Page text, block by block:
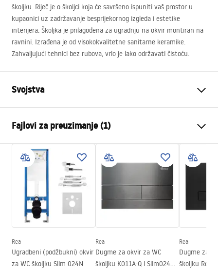
školjku. Riječ je o školjci koja će savršeno ispuniti vaš prostor u
kupaonici uz zadržavanje besprijekornog izgleda i estetike
interijera. Školjka je prilagođena za ugradnju na okvir montiran na
ravnini. Izrađena je od visokokvalitetne sanitarne keramike.
Zahvaljujući tehnici bez rubova, vrlo je lako održavati čistoću.
Svojstva
Sustav ispiranja
Free Quiet)
Boja
Bijela/Zlatna
Sanitarna keramika
Duljina
Širina
Razmak montažnih vijaka
180mm
Daska uključena
Da, bijela
Fajlovi za preuzimanje (1)
Montažne upute
Rea
Ugradbeni (podžbukni) okvir
za WC školjku Slim 024N
Rea
Dugme za okvir za WC
školjku K011A-Q i Slim024N
Rea
Dugme za
školjku Rea